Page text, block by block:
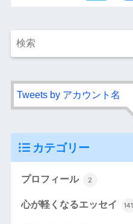
Tweets by アカウント名
カテゴリー
プロフィール 2
心が軽くなるエッセイ 141